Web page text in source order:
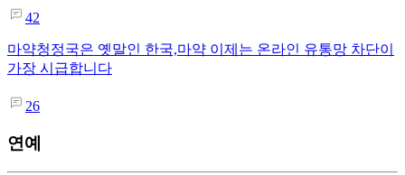
42
마약청정국은 옛말인 한국,마약 이제는 온라인 유통망 차단이
가장 시급합니다
26
연예